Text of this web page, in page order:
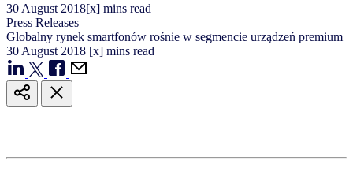
30 August 2018[x] mins read
Press Releases
Globalny rynek smartfonów rośnie w segmencie urządzeń premium
30 August 2018 [x] mins read